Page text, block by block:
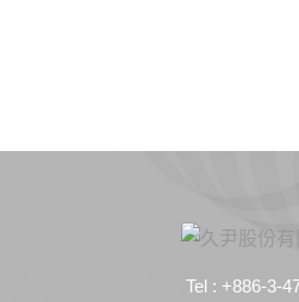
Tel : +886-3-